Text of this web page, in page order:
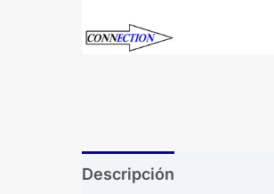
Descripción